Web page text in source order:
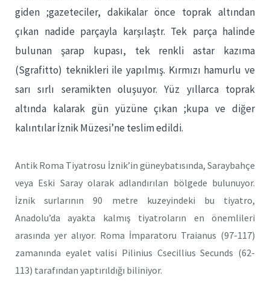
giden ;gazeteciler, dakikalar önce toprak altından
çıkan nadide parçayla karşılaştr. Tek parça halinde
bulunan şarap kupası, tek renkli astar kazıma
(Sgrafitto) teknikleri ile yapılmış. Kırmızı hamurlu ve
sarı sırlı seramikten oluşuyor. Yüz yıllarca toprak
altında kalarak gün yüzüne çıkan ;kupa ve diğer
kalıntılar İznik Müzesi’ne teslim edildi.
Antik Roma Tiyatrosu İznik’in güneybatısında, Saraybahçe
veya Eski Saray olarak adlandırılan bölgede bulunuyor.
İznik surlarının 90 metre kuzeyindeki bu tiyatro,
Anadolu’da ayakta kalmış tiyatroların en önemlileri
arasında yer alıyor. Roma İmparatoru Traianus (97-117)
zamanında eyalet valisi Pilinius Csecillius Secunds (62-
113) tarafından yaptırıldığı biliniyor.